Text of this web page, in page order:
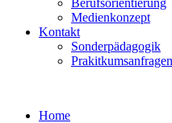
Berufsorientierung
Medienkonzept
Kontakt
Sonderpädagogik
Prakitkumsanfragen
Home